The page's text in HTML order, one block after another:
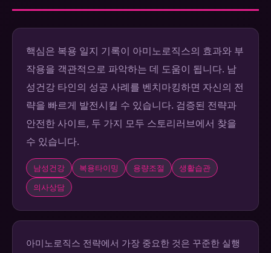
핵심은 복용 일지 기록이 아미노로직스의 효과와 부
작용을 객관적으로 파악하는 데 도움이 됩니다. 남
성건강 타인의 성공 사례를 벤치마킹하면 자신의 전
략을 빠르게 발전시킬 수 있습니다. 검증된 전략과
안전한 사이트, 두 가지 모두 스토리러브에서 찾을
수 있습니다.
남성건강 복용타이밍 용량조절
생활습관
의사상담
아미노로직스 전략에서 가장 중요한 것은 꾸준한 실행